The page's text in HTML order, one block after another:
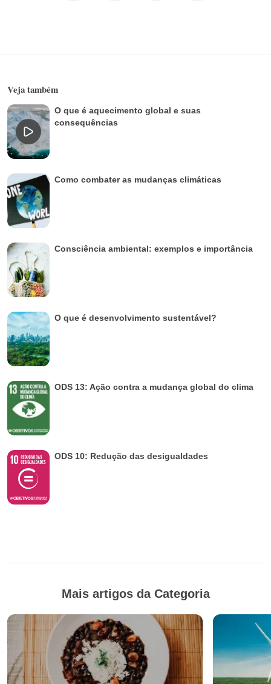
Veja também
O que é aquecimento global e suas
consequências
Como combater as mudanças climáticas
Consciência ambiental: exemplos e importância
O que é desenvolvimento sustentável?
ODS 13: Ação contra a mudança global do clima
ODS 10: Redução das desigualdades
Mais artigos da Categoria